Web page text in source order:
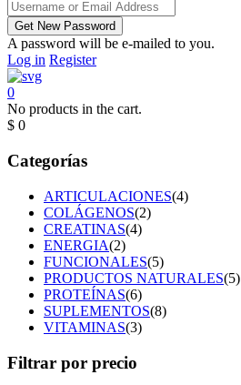
A password will be e-mailed to you.
Log in Register
0
No products in the cart.
$ 0
Categorías
ARTICULACIONES(4)
COLÁGENOS(2)
CREATINAS(4)
ENERGIA(2)
FUNCIONALES(5)
PRODUCTOS NATURALES(5)
PROTEÍNAS(6)
SUPLEMENTOS(8)
VITAMINAS(3)
Filtrar por precio